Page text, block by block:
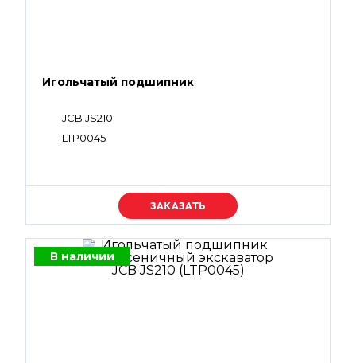
Игольчатый подшипник
JCB JS210
LTP0045
Уточняйте цену
В наличии